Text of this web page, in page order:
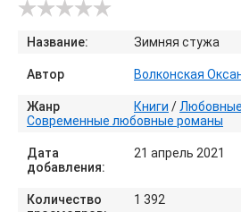
Название: Зимняя стужа
Автор Волконская
Жанр Книги /
Современные любовные романы
Дата
добавления:
21 апрель 2021
Количество
1 392